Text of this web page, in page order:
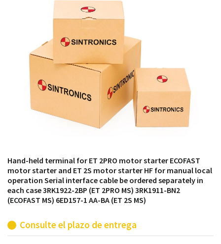
módulos antiguos a un alto nivel técnico o sustitución
de módulos descontinuados por módulos del propio
Hand-held terminal for ET 2PRO motor starter ECOFAST
motor starter and ET 2S motor starter HF for manual local
operation Serial interface cable be ordered separately in
each case 3RK1922-2BP (ET 2PRO MS) 3RK1911-BN2
(ECOFAST MS) 6ED157-1 AA-BA (ET 2S MS)
Consulte el plazo de entrega